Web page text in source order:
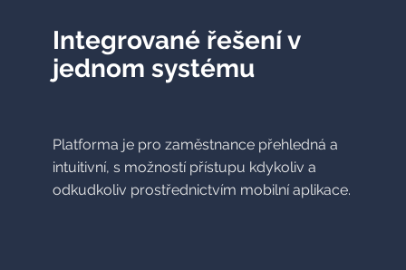
Integrované řešení v
jednom systému
Platforma je pro zaměstnance přehledná a
intuitivní, s možností přístupu kdykoliv a
odkudkoliv prostřednictvím mobilní aplikace.